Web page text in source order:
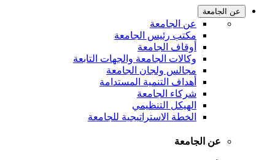
عن الجامعة
عن الجامعة
مكتب رئيس الجامعة
أوقاف الجامعة
وكالات الجامعة والجهات التابعة
مجالس ولجان الجامعة
أهداف التنمية المستدامة
شركاء الجامعة
الهيكل التنظيمي
الخطة الاستراتيجية للجامعة
عن الجامعة